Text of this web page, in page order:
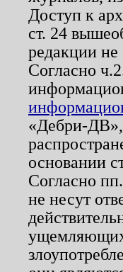
Доступ к
ст. 24
редакции не
Согласно
«Дебри-ДВ»,
основании
Согласно
не несут
ущемляющих